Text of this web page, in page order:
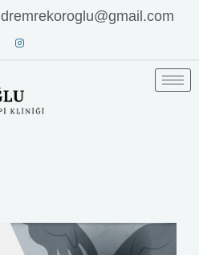
dremrekoroglu@gmail.com